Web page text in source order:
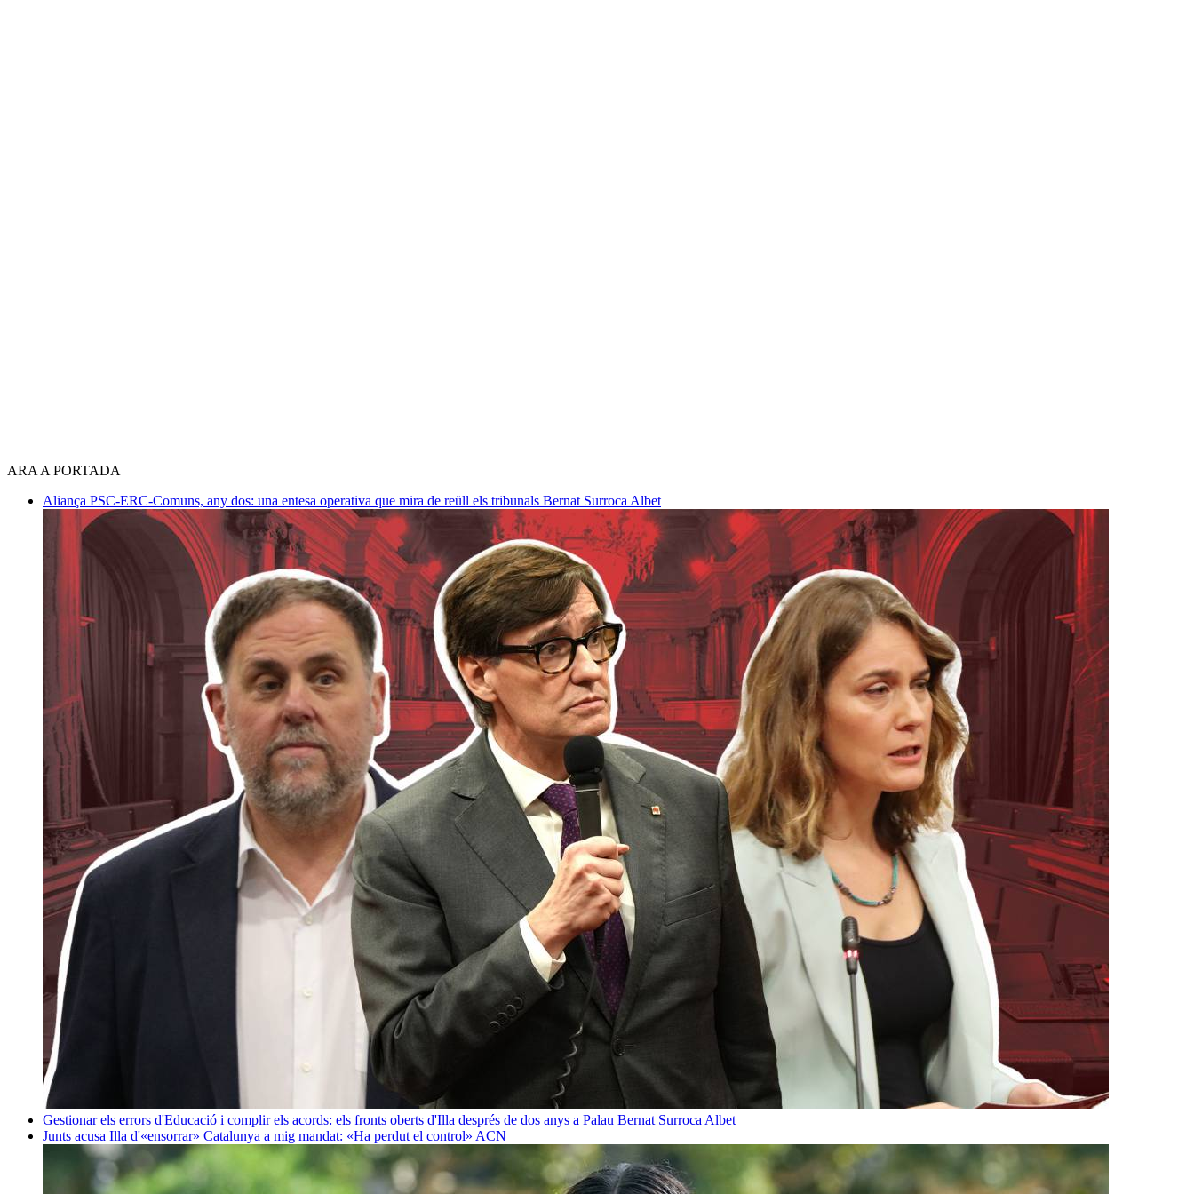
ARA A PORTADA
Aliança PSC-ERC-Comuns, any dos: una entesa operativa que mira de reüll els tribunals Bernat Surroca Albet
Gestionar els errors d'Educació i complir els acords: els fronts oberts d'Illa després de dos anys a Palau Bernat Surroca Albet
Junts acusa Illa d'«ensorrar» Catalunya a mig mandat: «Ha perdut el control» ACN